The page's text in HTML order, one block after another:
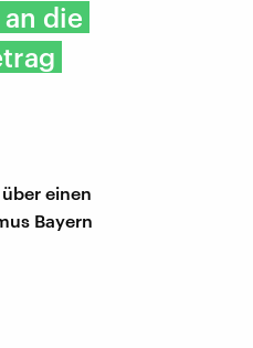
die
einen
Bayern